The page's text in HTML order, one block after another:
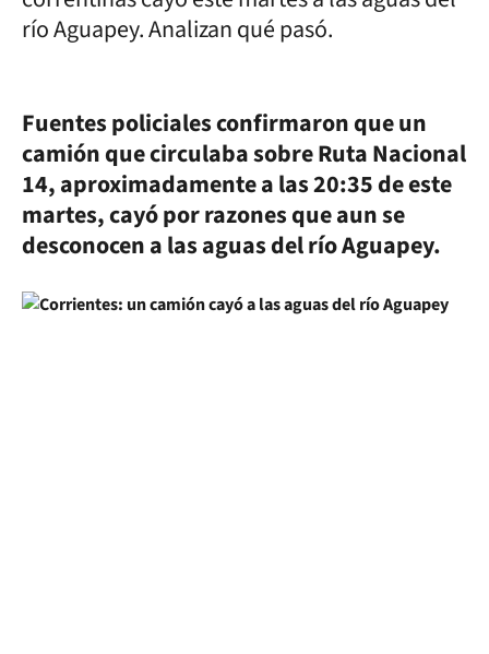
río Aguapey. Analizan qué pasó.
Fuentes policiales confirmaron que un
camión que circulaba sobre Ruta Nacional
14, aproximadamente a las 20:35 de este
martes, cayó por razones que aun se
desconocen a las aguas del río Aguapey.